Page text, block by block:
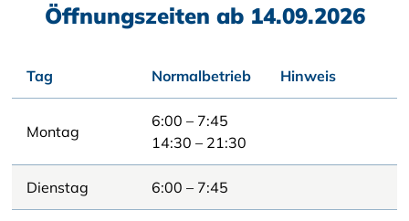
Öffnungszeiten ab 14.09.2026
Tag Normalbetrieb Hinweis
Montag
6:00 – 7:45
14:30 – 21:30
Dienstag 6:00 – 7:45